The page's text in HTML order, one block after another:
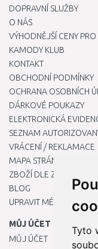
Tyto
DOPRAVNÍ SLUŽBY
O NÁS
VÝHODNĚJŠÍ CENY
KAMODY KLUB
KONTAKT
OBCHODNÍ PODMÍNKY
OCHRANA OSOBNÍCH
DÁRKOVÉ POUKAZY
ELEKTRONICKÁ
SEZNAM
VRÁCENÍ / REKLAMACE
MAPA STRÁNKY
ZBOŽÍ DLE ZNAČEK
BLOG
UPRAVIT MÉ
MŮJ ÚČET
MŮJ ÚČET